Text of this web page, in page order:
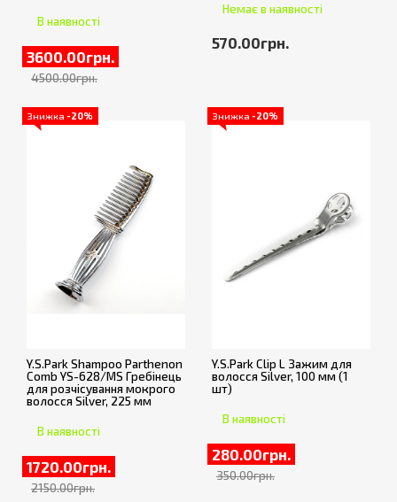
В наявності
3600.00грн.
4500.00грн.
Немає в наявності
570.00грн.
Знижка -20%
Y.S.Park Shampoo Parthenon
Comb YS-628/MS Гребінець
для розчісування мокрого
волосся Silver, 225 мм
В наявності
1720.00грн.
2150.00грн.
Знижка -20%
Y.S.Park Clip L Зажим для
волосся Silver, 100 мм (1
шт)
В наявності
280.00грн.
350.00грн.